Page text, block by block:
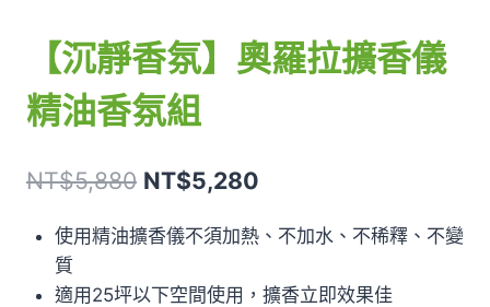
【沉靜香氛】奧羅拉擴香儀
精油香氛組
NT$5,880 原
價
格：
NT$5,280
格：
使用精油擴香儀不須加熱、不加水、不稀釋、不變
質
適用25坪以下空間使用，擴香立即效果佳